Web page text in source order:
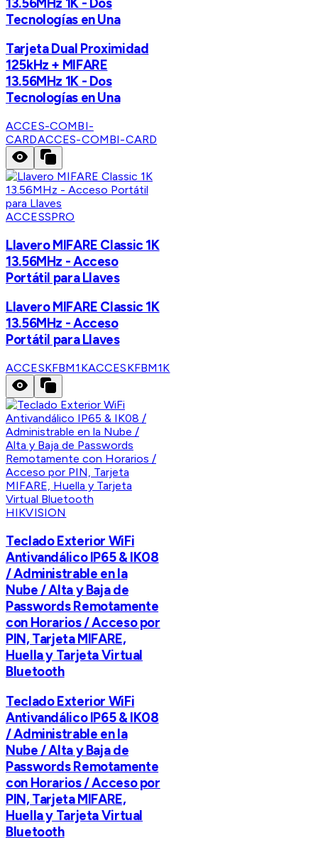
Tecnologías en Una
Tarjeta Dual Proximidad
125kHz + MIFARE
13.56MHz 1K - Dos
Tecnologías en Una
ACCES-COMBI-
CARDACCES-COMBI-CARD
ACCESSPRO
Llavero MIFARE Classic 1K
13.56MHz - Acceso
Portátil para Llaves
Llavero MIFARE Classic 1K
13.56MHz - Acceso
Portátil para Llaves
ACCESKFBM1KACCESKFBM1K
HIKVISION
Teclado Exterior WiFi
Antivandálico IP65 & IK08
/ Administrable en la
Nube / Alta y Baja de
Passwords Remotamente
con Horarios / Acceso por
PIN, Tarjeta MIFARE,
Huella y Tarjeta Virtual
Bluetooth
Teclado Exterior WiFi
Antivandálico IP65 & IK08
/ Administrable en la
Nube / Alta y Baja de
Passwords Remotamente
con Horarios / Acceso por
PIN, Tarjeta MIFARE,
Huella y Tarjeta Virtual
Bluetooth